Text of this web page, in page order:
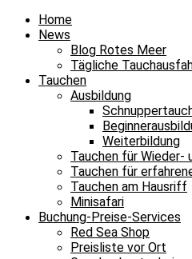
Home
News
Blog Rotes Meer
Tägliche
Tauchen
Ausbildung
Weiterbildung
Tauchen für Wieder-
Tauchen für
Tauchen am Hausriff
Minisafari
Buchung-Preise-Services
Red Sea Shop
Preisliste vor Ort